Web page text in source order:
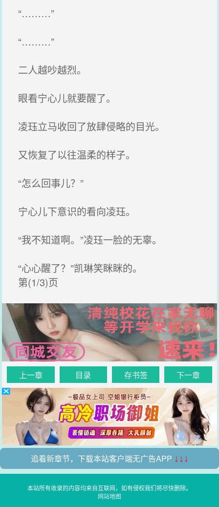
“………”
“………”
二人越吵越烈。
眼看宁心儿就要醒了。
凌珏立马收回了放肆侵略的目光。
又恢复了以往温柔的样子。
“怎么回事儿？”
宁心儿下意识的看向凌珏。
“我不知道啊。”凌珏一脸的无辜。
“心心醒了？”凯琳笑眯眯的。
第(1/3)页
上一章 目录 存书签 下一章
追看新章节，下载本站客户端无广告APP ↓↓↓
本站所有收录的内容均来自互联网，如有侵权我们将尽快删除。
网站地图